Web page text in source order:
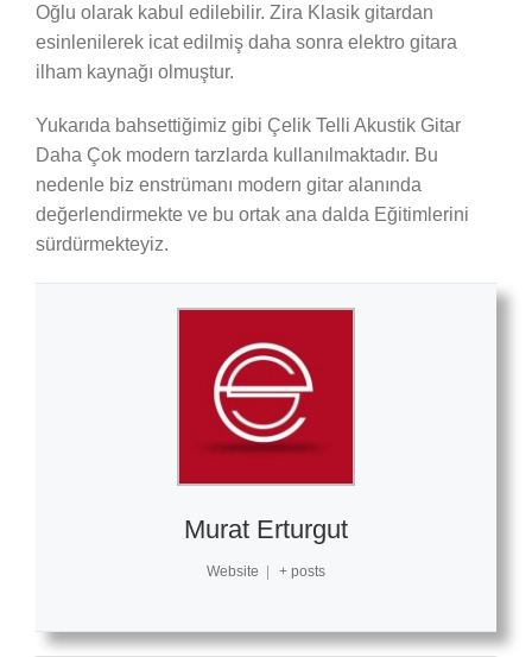
Oğlu olarak kabul edilebilir. Zira Klasik gitardan
esinlenilerek icat edilmiş daha sonra elektro gitara
ilham kaynağı olmuştur.
Yukarıda bahsettiğimiz gibi Çelik Telli Akustik Gitar
Daha Çok modern tarzlarda kullanılmaktadır. Bu
nedenle biz enstrümanı modern gitar alanında
değerlendirmekte ve bu ortak ana dalda Eğitimlerini
sürdürmekteyiz.
Murat Erturgut
Website | + posts